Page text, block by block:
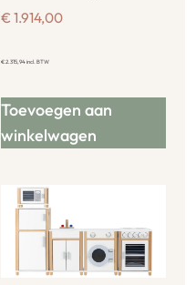
€ 1.914,00
€2.315,94incl. BTW
Toevoegen aan
winkelwagen